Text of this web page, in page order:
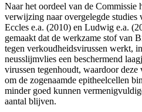
Naar het oordeel van de Commissie
verwijzing naar overgelegde studies
Eccles e.a. (2010) en Ludwig e.a.
gemaakt dat de werkzame stof van
tegen verkoudheidsvirussen werkt,
neusslijmvlies een beschermend
virussen tegenhoudt, waardoor
om de zogenaamde epitheelcellen
minder goed kunnen
aantal blijven.